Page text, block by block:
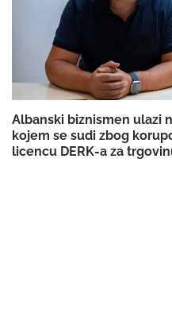
Albanski biznismen ulazi
kojem se sudi zbog
licencu DERK-a za